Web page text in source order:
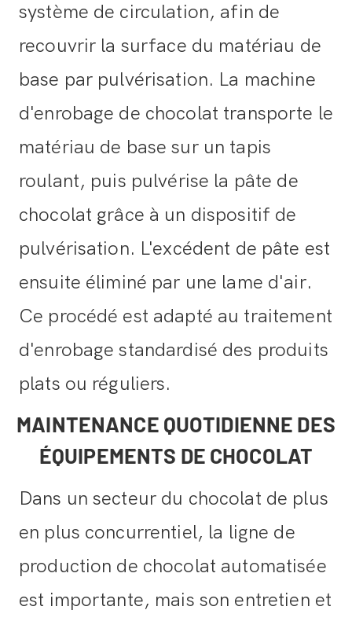
système de circulation, afin de
recouvrir la surface du matériau de
base par pulvérisation. La machine
d'enrobage de chocolat transporte le
matériau de base sur un tapis
roulant, puis pulvérise la pâte de
chocolat grâce à un dispositif de
pulvérisation. L'excédent de pâte est
ensuite éliminé par une lame d'air.
Ce procédé est adapté au traitement
d'enrobage standardisé des produits
plats ou réguliers.
MAINTENANCE QUOTIDIENNE DES
ÉQUIPEMENTS DE CHOCOLAT
Dans un secteur du chocolat de plus
en plus concurrentiel, la ligne de
production de chocolat automatisée
est importante, mais son entretien et